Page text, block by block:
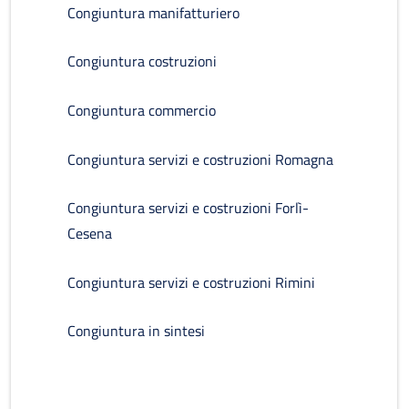
Congiuntura manifatturiero
Congiuntura costruzioni
Congiuntura commercio
Congiuntura servizi e costruzioni Romagna
Congiuntura servizi e costruzioni Forlì-
Cesena
Congiuntura servizi e costruzioni Rimini
Congiuntura in sintesi